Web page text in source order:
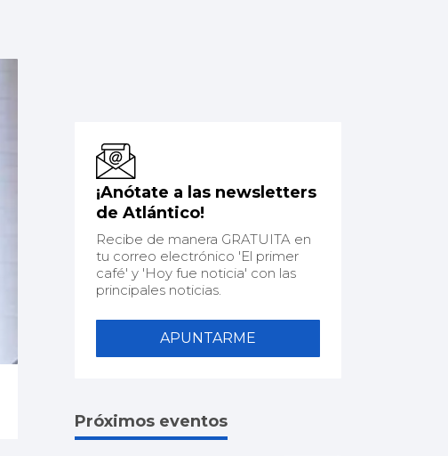
¡Anótate a las newsletters
de Atlántico!
Recibe de manera GRATUITA en
tu correo electrónico 'El primer
café' y 'Hoy fue noticia' con las
principales noticias.
APUNTARME
Próximos eventos